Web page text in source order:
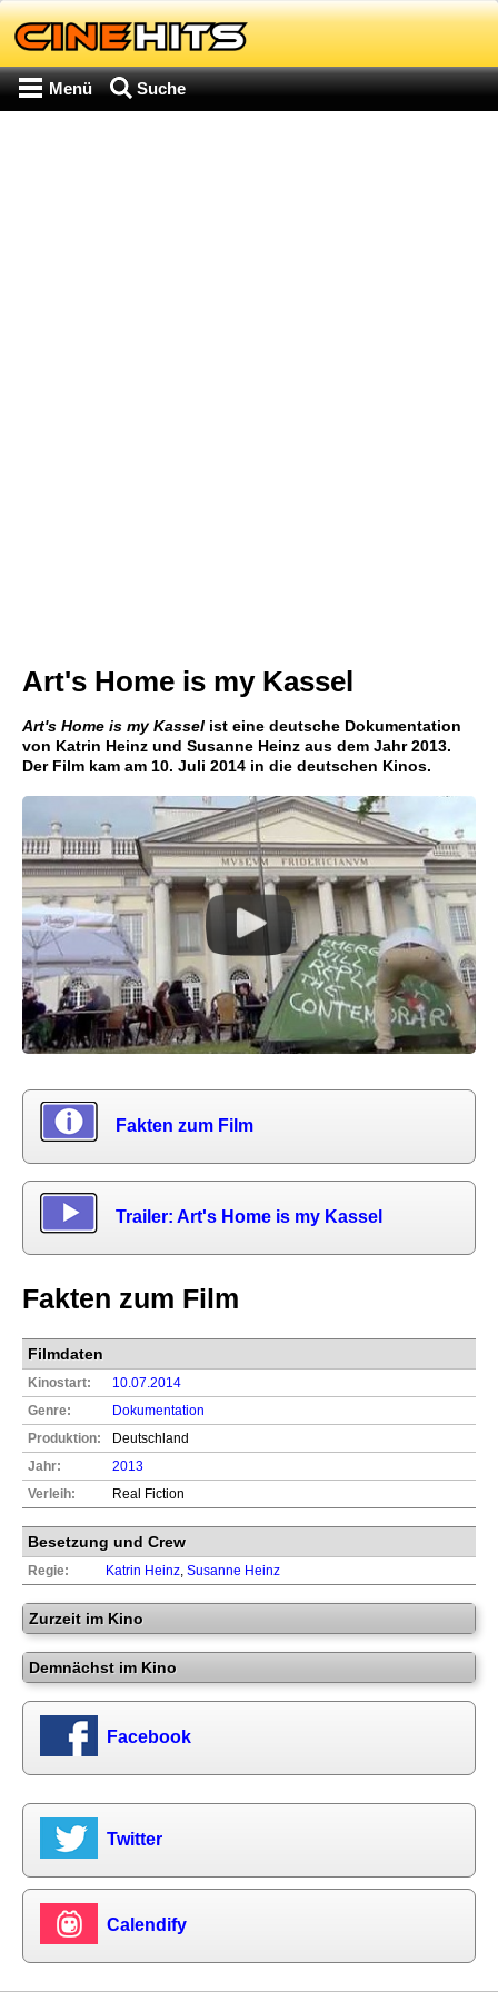
Menü Suche
Art's Home is my Kassel
Art's Home is my Kassel ist eine deutsche Dokumentation
von Katrin Heinz und Susanne Heinz aus dem Jahr 2013.
Der Film kam am 10. Juli 2014 in die deutschen Kinos.
Fakten zum Film
Trailer: Art's Home is my Kassel
Fakten zum Film
Filmdaten
Kinostart:
10.07.2014
Genre:
Dokumentation
Produktion:
Deutschland
Jahr:
2013
Verleih:
Real Fiction
Besetzung und Crew
Regie: Katrin Heinz Susanne Heinz
Zurzeit im Kino
Demnächst im Kino
Facebook
Twitter
Calendify